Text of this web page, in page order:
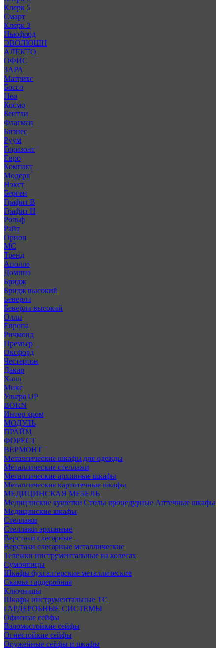
Клерк 5
Смарт
Клерк 3
Ньюфорд
ЭВОЛЮШН
АЛЕКТО
ОФИС
ЗАРА
Матрикс
Боссо
Нео
Космо
Бентли
Флагман
Бизнес
Руум
Горизонт
Евро
Компакт
Модерн
Нэкст
Берген
Графит В
Графит Н
Рольф
Райт
Орион
МС
Тренд
Аполло
Домино
Бридж
Бридж высокий
Беверли
Беверли высокий
Олли
Европа
Ричмонд
Премьер
Оксфорд
Честертон
Дакар
Холл
Микс
Ультра UP
BORN
Интер хром
МОДУЛЬ
ПРАЙМ
ФОРЕСТ
ВЕРМОНТ
Металлические шкафы для одежды
Металлические стеллажи
Металлические архивные шкафы
Металлические картотечные шкафы
МЕДИЦИНСКАЯ МЕБЕЛЬ
Медицинские кушетки Столы процедурные Аптечные шкафы
Медицинские шкафы
Стеллажи
Стеллажи архивные
Верстаки слесарные
Верстаки слесарные металлические
Тележки инструментальные на колесах
Сумочницы
Шкафы бухгалтерские металлические
Скамья гардеробная
Ключницы
Шкафы инструментальные ТС
ГАРДЕРОБНЫЕ СИСТЕМЫ
Офисные сейфы
Взломостойкие сейфы
Огнестойкие сейфы
Оружейные сейфы и шкафы